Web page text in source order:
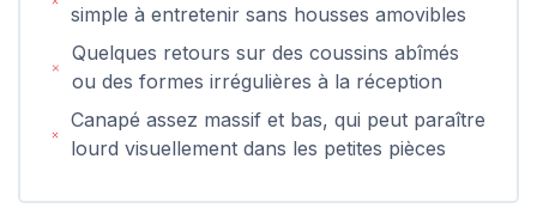
simple à entretenir sans housses amovibles
Quelques retours sur des coussins abîmés
ou des formes irrégulières à la réception
Canapé assez massif et bas, qui peut paraître
lourd visuellement dans les petites pièces